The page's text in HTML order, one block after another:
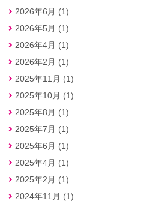
2026年6月 (1)
2026年5月 (1)
2026年4月 (1)
2026年2月 (1)
2025年11月 (1)
2025年10月 (1)
2025年8月 (1)
2025年7月 (1)
2025年6月 (1)
2025年4月 (1)
2025年2月 (1)
2024年11月 (1)